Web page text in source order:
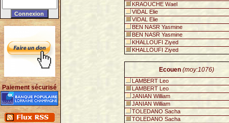
Paiement sécurisé
KRAOUCHE Wael
VIDAL Elie
VIDAL Elie
BEN NASR Yasmine
BEN NASR Yasmine
KHALLOUFI Ziyed
KHALLOUFI Ziyed
Ecouen (moy:1076)
LAMBERT Leo
LAMBERT Leo
JANIAN William
JANIAN William
TOLEDANO Sacha
TOLEDANO Sacha